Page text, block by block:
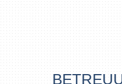
Skip
to
main
content